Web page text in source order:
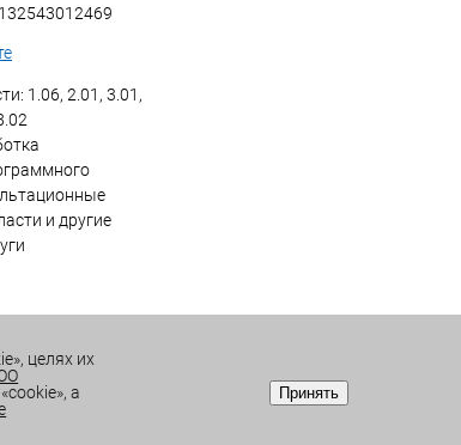
1.06, 2.01, 3.01,
и другие
целях их
а
Принять